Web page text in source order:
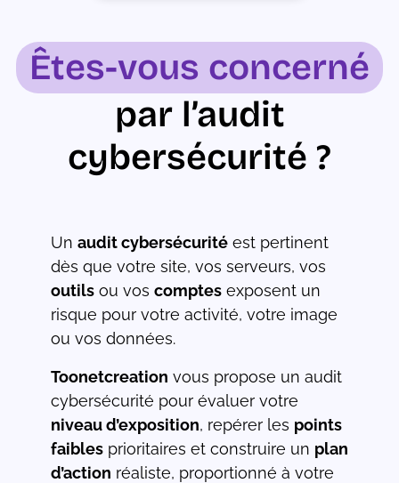
Êtes-vous concerné
par l’audit
cybersécurité ?
Un audit cybersécuritéest pertinent
dès que votre site, vos serveurs, vos
outilsou vos comptesexposent un
risque pour votre activité, votre image
ou vos données.
Toonetcreation vous propose un audit
cybersécurité pour évaluer votre
niveau d’exposition, repérer les points
faiblesprioritaires et construire un plan
d’action réaliste, proportionné à votre